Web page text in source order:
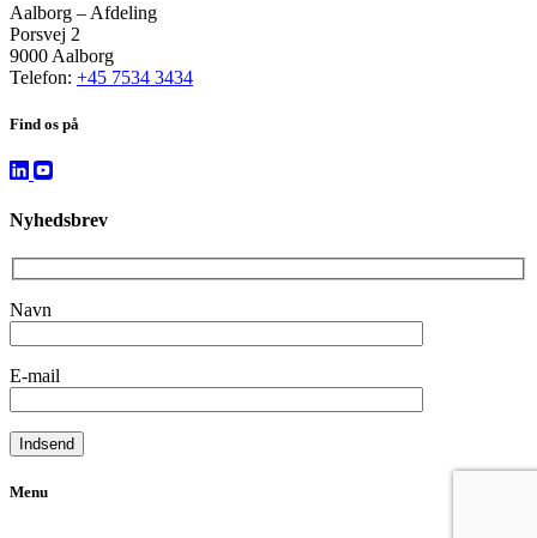
Aalborg – Afdeling
Porsvej 2
9000 Aalborg
Telefon: +45 7534 3434
Find os på
Nyhedsbrev
Navn
E-mail
Menu